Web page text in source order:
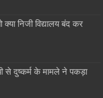
क्या निजी विद्यालय बंद कर
से दुष्कर्म के मामले ने पकड़ा